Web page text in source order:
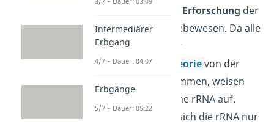
Erforschung der
Stammbäume der Lebewesen. Da alle
Lebewesen nach der
Endosymbiontentheorievon der
gleichen Zelle abstammen, weisen
alle eine sehr ähnliche rRNA auf.
Hinzu kommt, dass sich die rRNA nur
Intermediärer
Erbgang
4/7 – Dauer: 04:07
Erbgänge
5/7 – Dauer: 05:22